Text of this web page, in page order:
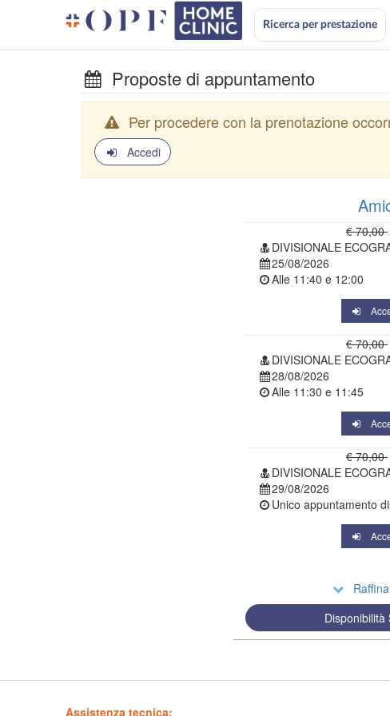
Ricerca per prestazione
Proposte di appuntamento
Per procedere con la prenotazione
Accedi
€ 70,00
DIVISIONALE
25/08/2026
Alle 11:40 e 12:00
€ 70,00
DIVISIONALE
28/08/2026
Alle 11:30 e 11:45
€ 70,00
DIVISIONALE
29/08/2026
Unico appuntamento
Disponibilità
Assistenza tecnica: